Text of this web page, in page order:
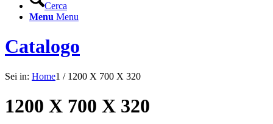
Cerca
Menu Menu
Catalogo
Sei in: Home1 / 1200 X 700 X 320
1200 X 700 X 320